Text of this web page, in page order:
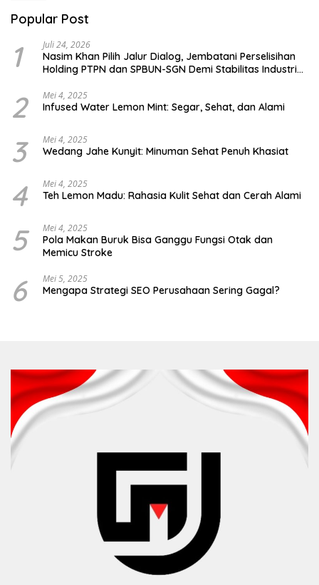
Popular Post
1 Juli 24, 2026
Nasim Khan Pilih Jalur Dialog, Jembatani Perselisihan
Holding PTPN dan SPBUN-SGN Demi Stabilitas Industri
2 Mei 4, 2025
Infused Water Lemon Mint: Segar, Sehat, dan Alami
3 Mei 4, 2025
Wedang Jahe Kunyit: Minuman Sehat Penuh Khasiat
4 Mei 4, 2025
Teh Lemon Madu: Rahasia Kulit Sehat dan Cerah Alami
5 Mei 4, 2025
Pola Makan Buruk Bisa Ganggu Fungsi Otak dan
Memicu Stroke
6 Mei 5, 2025
Mengapa Strategi SEO Perusahaan Sering Gagal?